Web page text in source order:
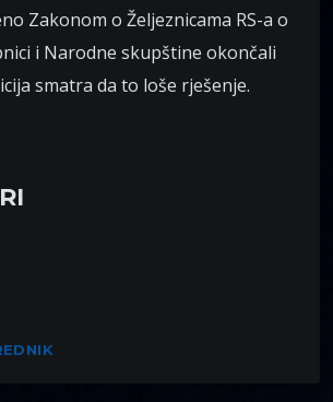
Zakonom o Željeznicama RS-a o
i Narodne skupštine okončali
smatra da to loše rješenje.